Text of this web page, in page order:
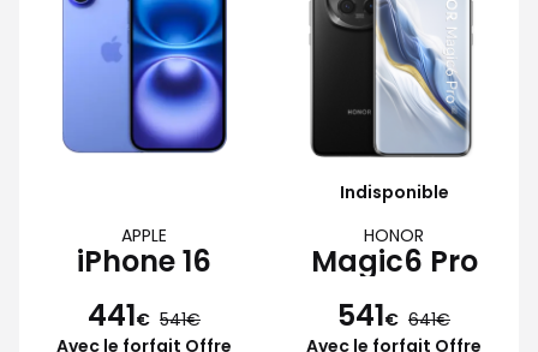
APPLE
iPhone 16
441€ 541
Avec le forfait Offre
Indisponible
HONOR
Magic6 Pro
541€ 641
Avec le forfait Offre